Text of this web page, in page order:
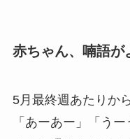
赤ちゃん、喃語が
5月最終週あたりから
「あーあー」「う